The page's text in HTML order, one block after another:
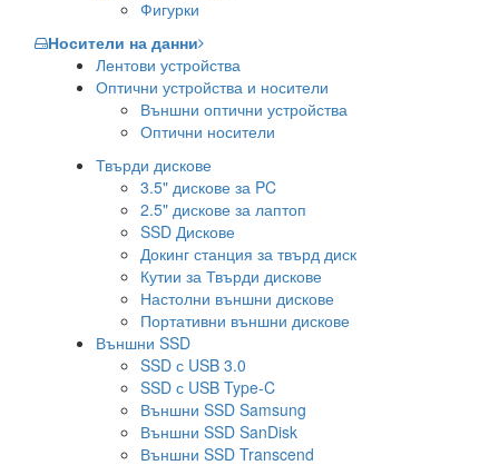
Фигурки
Носители на данни
Лентови устройства
Оптични устройства и носители
Външни оптични устройства
Оптични носители
Твърди дискове
3.5" дискове за PC
2.5" дискове за лаптоп
SSD Дискове
Докинг станция за твърд диск
Кутии за Твърди дискове
Настолни външни дискове
Портативни външни дискове
Външни SSD
SSD с USB 3.0
SSD с USB Type-C
Външни SSD Samsung
Външни SSD SanDisk
Външни SSD Transcend